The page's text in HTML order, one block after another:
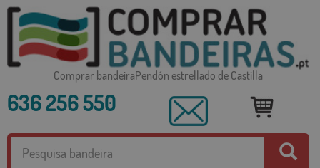
Comprar bandeiraPendón estrellado de Castilla
636 256 550